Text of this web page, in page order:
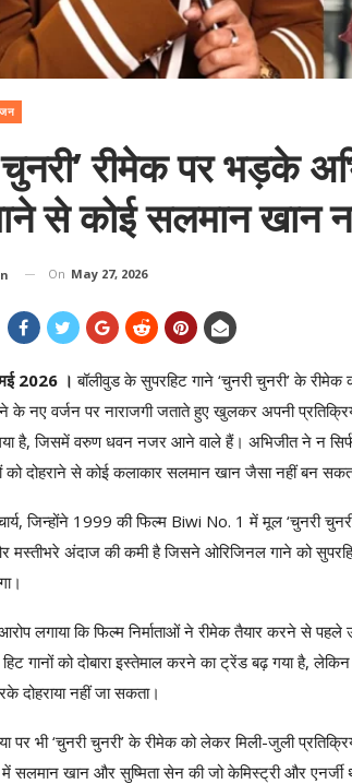
रीमेक पर भड़के
से कोई सलमान खान
On May 27, 2026
मई 2026 ।बॉलीवुड के सुपरहिट गाने ‘चुनरी चुनरी’ के
के नए वर्जन पर नाराजगी जताते हुए खुलकर अपनी
है, जिसमें वरुण धवन नजर आने वाले हैं। अभिजीत ने न
को दोहराने से कोई कलाकार सलमान खान जैसा नहीं बन
जिन्होंने 1999 की फिल्म Biwi No. 1 में मूल ‘चुनरी
मस्तीभरे अंदाज की कमी है जिसने ओरिजिनल गाने को
लगाया कि फिल्म निर्माताओं ने रीमेक तैयार करने से
हिट गानों को दोबारा इस्तेमाल करने का ट्रेंड बढ़ गया है,
दोहराया नहीं जा सकता।
पर भी ‘चुनरी चुनरी’ के रीमेक को लेकर मिली-जुली
सलमान खान और सुष्मिता सेन की जो केमिस्ट्री और एनर्जी